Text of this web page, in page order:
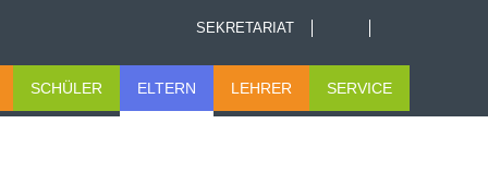
SEKRETARIAT
SCHÜLER ELTERN LEHRER SERVICE